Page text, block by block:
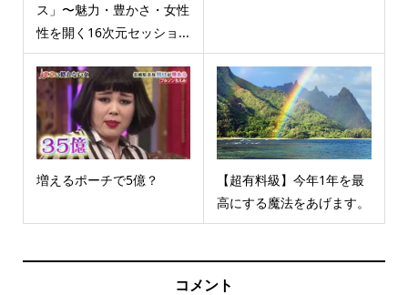
ス」〜魅力・豊かさ・女性
性を開く16次元セッショ...
増えるポーチで5億？
【超有料級】今年1年を最
高にする魔法をあげます。
コメント